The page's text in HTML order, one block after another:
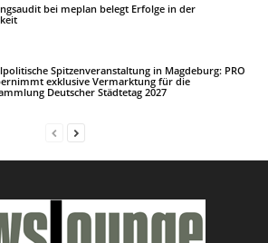
bei meplan belegt Erfolge in der
Spitzenveranstaltung in Magdeburg: PRO
exklusive Vermarktung für die
Deutscher Städtetag 2027